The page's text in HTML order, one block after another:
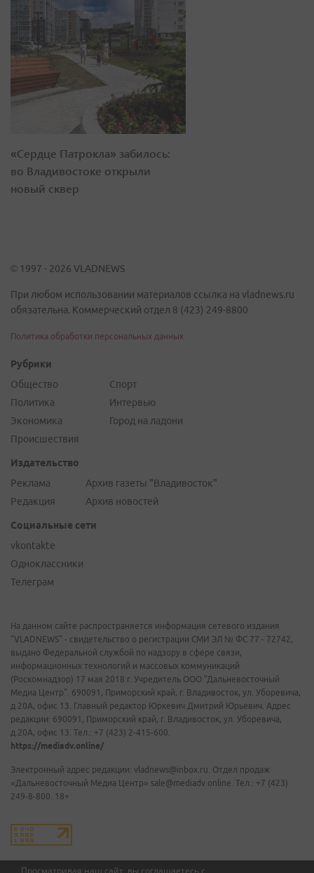
Просматривая наш сайт, вы соглашаетесь с
«Сердце Патрокла» забилось:
во Владивостоке открыли
новый сквер
© 1997 - 2026 VLADNEWS
При любом использовании материалов ссылка на vladnews.ru
обязательна. Коммерческий отдел 8 (423) 249-8800
Политика обработки персональных данных
Рубрики
Общество
Политика
Экономика
Происшествия
Спорт
Интервью
Город на ладони
Издательство
Реклама
Редакция
Архив газеты "Владивосток"
Архив новостей
Социальные сети
vkontakte
Одноклассники
Телеграм
На данном сайте распространяется информация сетевого издания
"VLADNEWS" - свидетельство о регистрации СМИ ЭЛ № ФС 77 - 72742,
выдано Федеральной службой по надзору в сфере связи,
информационных технологий и массовых коммуникаций
(Роскомнадзор) 17 мая 2018 г. Учредитель ООО "Дальневосточный
Медиа Центр". 690091, Приморский край, г. Владивосток, ул. Уборевича,
д.20А, офис 13. Главный редактор Юркевич Дмитрий Юрьевич. Адрес
редакции: 690091, Приморский край, г. Владивосток, ул. Уборевича,
д.20А, офис 13. Тел.: +7 (423) 2-415-600.
https://mediadv.online/
Электронный адрес редакции: vladnews@inbox.ru. Отдел продаж
«Дальневосточный Медиа Центр» sale@mediadv.online. Тел.: +7 (423)
249-8-800. 18+